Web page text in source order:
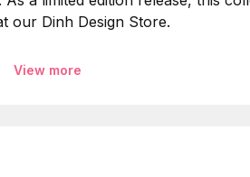
our Dinh Design Store.
View more